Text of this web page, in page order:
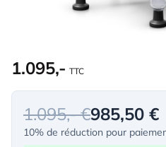
1.095,- TTC
1.095,- €985,50 €
10% de réduction pour